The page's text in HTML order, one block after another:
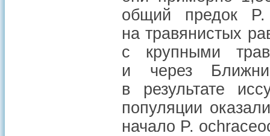
общий предок
на травянистых
с крупными
и через
в результате
популяции
начало P.